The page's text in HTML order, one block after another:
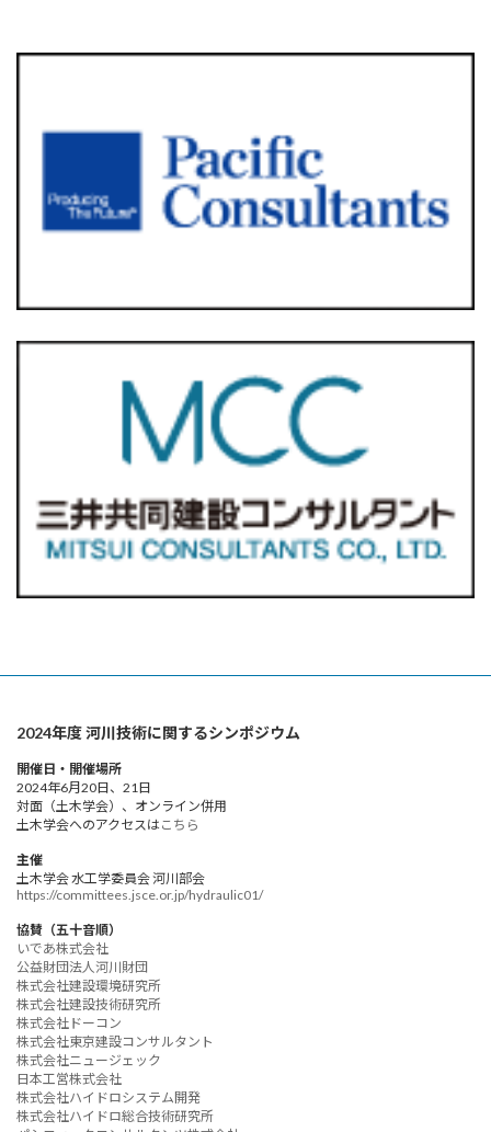
2024年度 河川技術に関するシンポジウム
開催日・開催場所
2024年6月20日、21日
対面（土木学会）、オンライン併用
土木学会へのアクセスはこちら
主催
土木学会 水工学委員会 河川部会
https://committees.jsce.or.jp/hydraulic01/
協賛（五十音順）
いであ株式会社
公益財団法人河川財団
株式会社建設環境研究所
株式会社建設技術研究所
株式会社ドーコン
株式会社東京建設コンサルタント
株式会社ニュージェック
日本工営株式会社
株式会社ハイドロシステム開発
株式会社ハイドロ総合技術研究所